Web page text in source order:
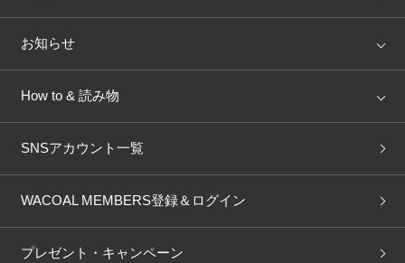
トピックス
AMPHI une nana cool
OUR WACOAL
WACOAL Remamma Mens Innerwear
店舗を探す
ブラ無料診断
3Dボディスキャン
お知らせ
新着情報
商品回収
ニュース＆トピックス
How to & 読み物
下着の基礎知識
ブラパン ワコールスタイル
SNSアカウント一覧
WACOAL MEMBERS登録＆ログイン
プレゼント・キャンペーン